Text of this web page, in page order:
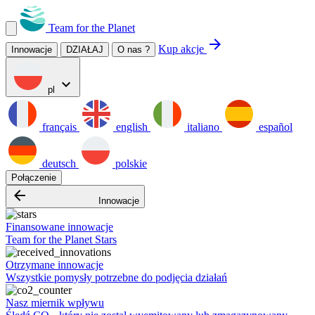
Team for the Planet
Innowacje DZIAŁAJ O nas ? Kup akcje arrow_forward
pl expand_more
français english italiano español
deutsch polskie
Połączenie
arrow_backward Innowacje
Finansowane innowacje
Team for the Planet Stars
Otrzymane innowacje
Wszystkie pomysły potrzebne do podjęcia działań
Nasz miernik wpływu